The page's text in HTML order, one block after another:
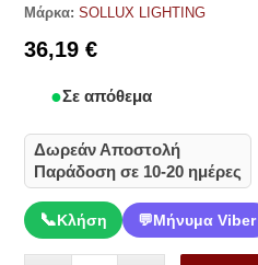
Μάρκα: SOLLUX LIGHTING
36,19€
Σε απόθεμα
Δωρεάν Αποστολή
Παράδοση σε 10-20 ημέρες
📞Κλήση 💬Μήνυμα Viber